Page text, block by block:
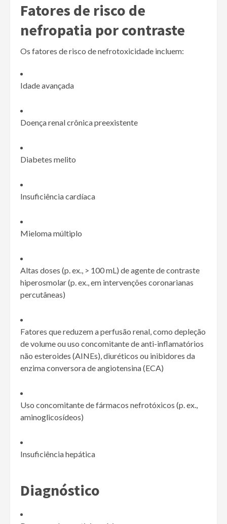
Fatores de risco de
nefropatia por contraste
Os fatores de risco de nefrotoxicidade incluem:
Idade avançada
Doença renal crônica preexistente
Diabetes melito
Insuficiência cardíaca
Mieloma múltiplo
Altas doses (p. ex., > 100 mL) de agente de contraste
hiperosmolar (p. ex., em intervenções coronarianas
percutâneas)
Fatores que reduzem a perfusão renal, como depleção
de volume ou uso concomitante de anti-inflamatórios
não esteroides (AINEs), diuréticos ou inibidores da
enzima conversora de angiotensina (ECA)
Uso concomitante de fármacos nefrotóxicos (p. ex.,
aminoglicosídeos)
Insuficiência hepática
Diagnóstico